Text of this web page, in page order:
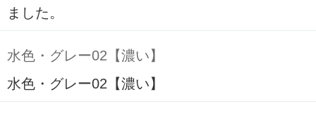
ました。
水色・グレー02【濃い】
水色・グレー02【濃い】